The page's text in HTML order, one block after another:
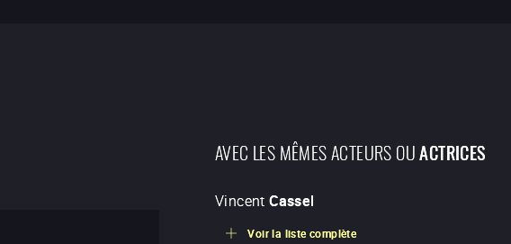
AVEC LES MÊMES ACTEURS OUACTRICES
Vincent Cassel
Voir la liste complète